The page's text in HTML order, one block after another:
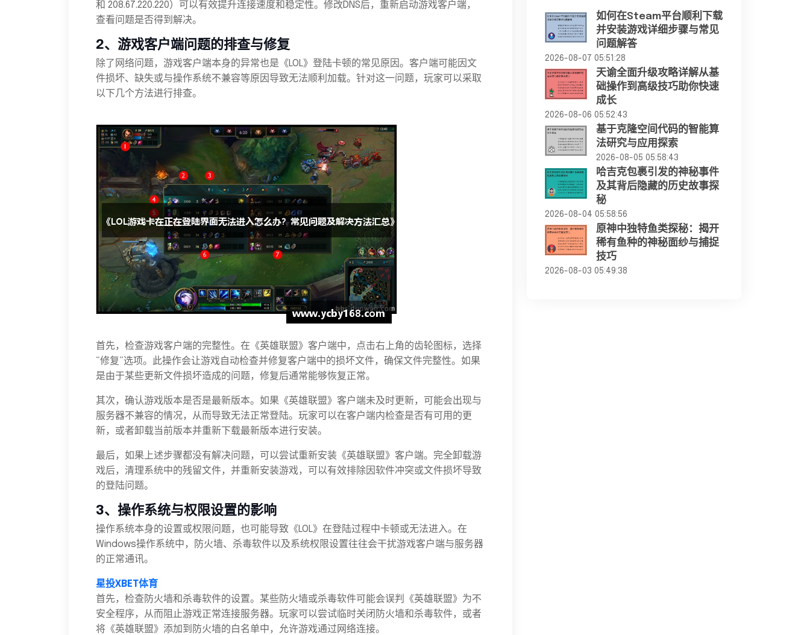
和 208.67.220.220）可以有效提升连接速度和稳定性。修改DNS后，重新启动游戏客户端，
查看问题是否得到解决。
2、游戏客户端问题的排查与修复
除了网络问题，游戏客户端本身的异常也是《LOL》登陆卡顿的常见原因。客户端可能因文
件损坏、缺失或与操作系统不兼容等原因导致无法顺利加载。针对这一问题，玩家可以采取
以下几个方法进行排查。
首先，检查游戏客户端的完整性。在《英雄联盟》客户端中，点击右上角的齿轮图标，选择
“修复”选项。此操作会让游戏自动检查并修复客户端中的损坏文件，确保文件完整性。如果
是由于某些更新文件损坏造成的问题，修复后通常能够恢复正常。
其次，确认游戏版本是否是最新版本。如果《英雄联盟》客户端未及时更新，可能会出现与
服务器不兼容的情况，从而导致无法正常登陆。玩家可以在客户端内检查是否有可用的更
新，或者卸载当前版本并重新下载最新版本进行安装。
最后，如果上述步骤都没有解决问题，可以尝试重新安装《英雄联盟》客户端。完全卸载游
戏后，清理系统中的残留文件，并重新安装游戏，可以有效排除因软件冲突或文件损坏导致
的登陆问题。
3、操作系统与权限设置的影响
操作系统本身的设置或权限问题，也可能导致《LOL》在登陆过程中卡顿或无法进入。在
Windows操作系统中，防火墙、杀毒软件以及系统权限设置往往会干扰游戏客户端与服务器
的正常通讯。
星投XBET体育
首先，检查防火墙和杀毒软件的设置。某些防火墙或杀毒软件可能会误判《英雄联盟》为不
安全程序，从而阻止游戏正常连接服务器。玩家可以尝试临时关闭防火墙和杀毒软件，或者
将《英雄联盟》添加到防火墙的白名单中，允许游戏通过网络连接。
如何在Steam平台顺利下载
并安装游戏详细步骤与常见
问题解答
2026-08-07 05:51:28
天谕全面升级攻略详解从基
础操作到高级技巧助你快速
成长
2026-08-06 05:52:43
基于克隆空间代码的智能算
法研究与应用探索
2026-08-05 05:58:43
哈吉克包裹引发的神秘事件
及其背后隐藏的历史故事探
秘
2026-08-04 05:58:56
原神中独特鱼类探秘：揭开
稀有鱼种的神秘面纱与捕捉
技巧
2026-08-03 05:49:38